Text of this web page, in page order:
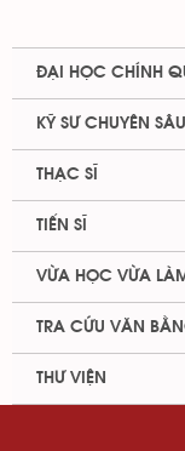
ĐẠI HỌC CHÍNH
KỸ SƯ CHUYÊN
THẠC SĨ
TIẾN SĨ
VỪA HỌC VỪA
TRA CỨU VĂN
THƯ VIỆN